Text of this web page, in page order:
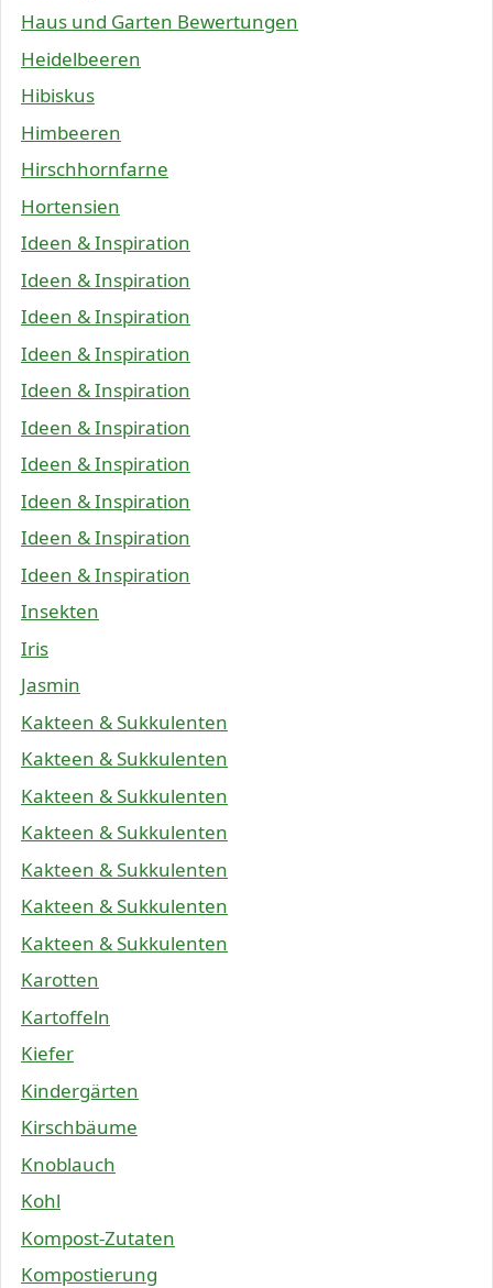
Haus und Garten Bewertungen
Heidelbeeren
Hibiskus
Himbeeren
Hirschhornfarne
Hortensien
Ideen & Inspiration
Ideen & Inspiration
Ideen & Inspiration
Ideen & Inspiration
Ideen & Inspiration
Ideen & Inspiration
Ideen & Inspiration
Ideen & Inspiration
Ideen & Inspiration
Ideen & Inspiration
Insekten
Iris
Jasmin
Kakteen & Sukkulenten
Kakteen & Sukkulenten
Kakteen & Sukkulenten
Kakteen & Sukkulenten
Kakteen & Sukkulenten
Kakteen & Sukkulenten
Kakteen & Sukkulenten
Karotten
Kartoffeln
Kiefer
Kindergärten
Kirschbäume
Knoblauch
Kohl
Kompost-Zutaten
Kompostierung